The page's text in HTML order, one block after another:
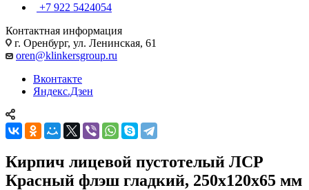
+7 922 5424054
Контактная информация
г. Оренбург, ул. Ленинская, 61
oren@klinkersgroup.ru
Вконтакте
Яндекс.Дзен
Кирпич лицевой пустотелый ЛСР
Красный флэш гладкий, 250x120x65 мм